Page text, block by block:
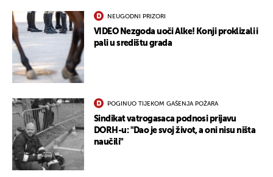
NEUGODNI PRIZORI
VIDEO Nezgoda uoči Alke! Konji proklizali i
pali u središtu grada
POGINUO TIJEKOM GAŠENJA POŽARA
Sindikat vatrogasaca podnosi prijavu
DORH-u: "Dao je svoj život, a oni nisu ništa
naučili"